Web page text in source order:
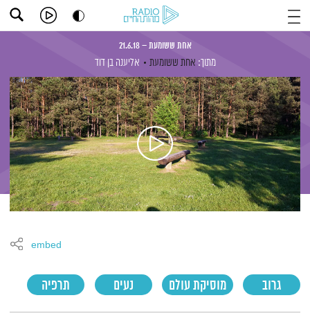
אחת ששומעת – 21.6.18
מתוך: אחת ששומעת אליענה בן דוד
גרוב מוסיקת עולם נעים תרפיה
embed